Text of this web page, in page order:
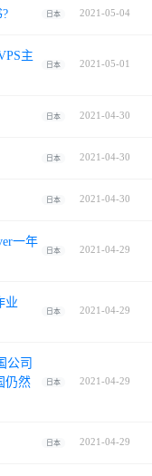
日本 2021-05-04
主
日本 2021-05-01
日本 2021-04-30
日本 2021-04-30
日本 2021-04-30
一年
日本 2021-04-29
业
日本 2021-04-29
公司
仍然
日本 2021-04-29
日本 2021-04-29